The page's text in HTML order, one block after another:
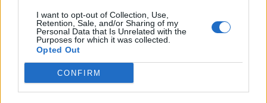
I want to opt-out of Collection, Use,
Retention, Sale, and/or Sharing of my
Personal Data that Is Unrelated with the
Purposes for which it was collected.
Opted Out
CONFIRM